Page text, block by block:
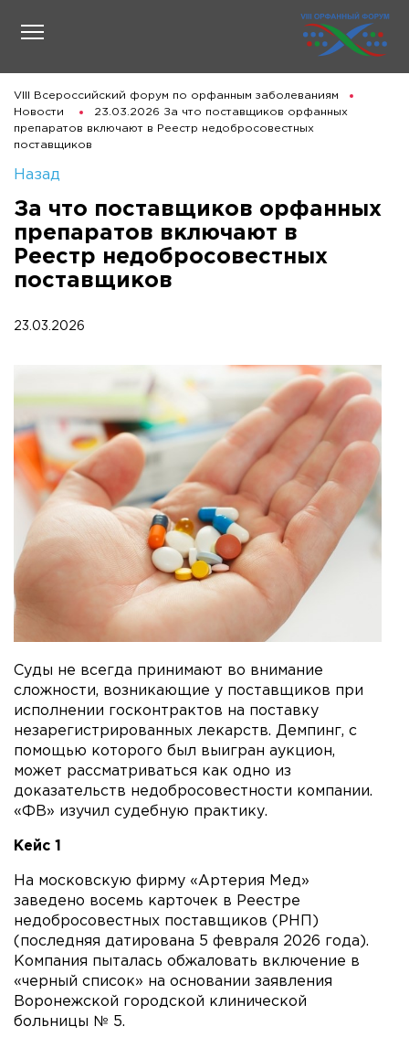
VIII Всероссийский форум по орфанным заболеваниям
Новости
23.03.2026 За что поставщиков орфанных
препаратов включают в Реестр недобросовестных
поставщиков
Назад
За что поставщиков орфанных
препаратов включают в
Реестр недобросовестных
поставщиков
23.03.2026
Суды не всегда принимают во внимание
сложности, возникающие у поставщиков при
исполнении госконтрактов на поставку
незарегистрированных лекарств. Демпинг, с
помощью которого был выигран аукцион,
может рассматриваться как одно из
доказательств недобросовестности компании.
«ФВ» изучил судебную практику.
Кейс 1
На московскую фирму «Артерия Мед»
заведено восемь карточек в Реестре
недобросовестных поставщиков (РНП)
(последняя датирована 5 февраля 2026 года).
Компания пыталась обжаловать включение в
«черный список» на основании заявления
Воронежской городской клинической
больницы № 5.